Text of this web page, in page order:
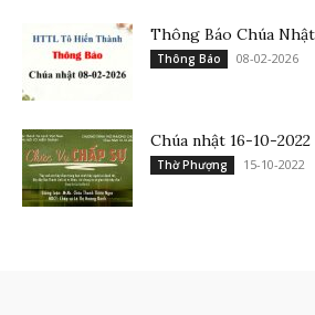
Thông Báo Chúa
Thông Báo 08-02-2026
Chúa nhật 16-10-2022
Thờ Phượng 15-10-2022